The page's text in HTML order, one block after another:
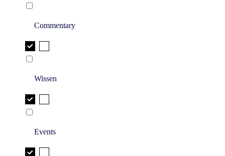
Commentary
Wissen
Events